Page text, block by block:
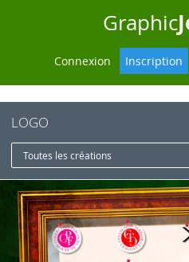
Graphic
Connexion Inscription
LOGO
Toutes les créations